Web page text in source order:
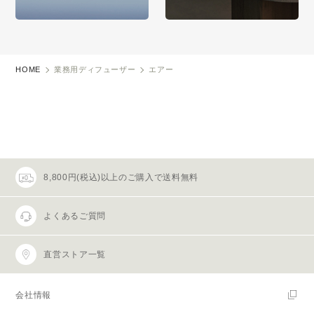
HOME 業務用ディフューザー エアー
8,800円(税込)以上のご購入で送料無料
よくあるご質問
直営ストア一覧
会社情報